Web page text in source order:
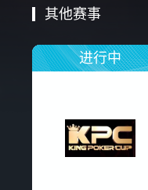
其他赛事
进行中